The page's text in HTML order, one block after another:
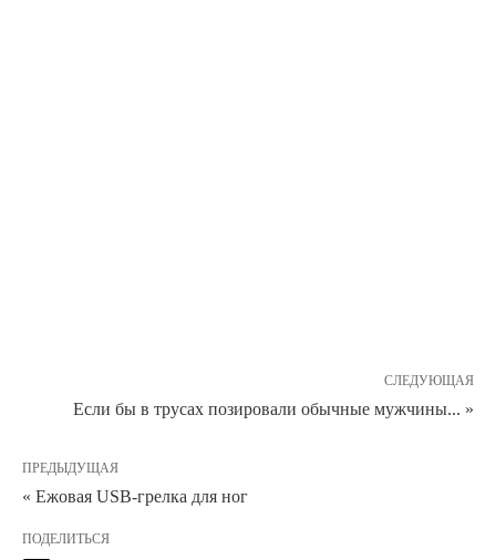
СЛЕДУЮЩАЯ
Если бы в трусах позировали обычные мужчины... »
ПРЕДЫДУЩАЯ
« Ежовая USB-грелка для ног
ПОДЕЛИТЬСЯ